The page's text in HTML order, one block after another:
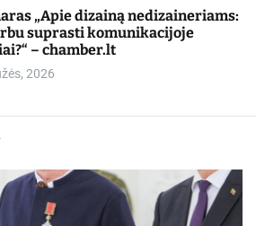
„Apie dizainą nedizaineriams:
suprasti komunikacijoje
– chamber.lt
2026